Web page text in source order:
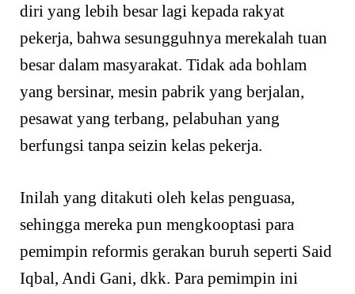
diri yang lebih besar lagi kepada rakyat
pekerja, bahwa sesungguhnya merekalah tuan
besar dalam masyarakat. Tidak ada bohlam
yang bersinar, mesin pabrik yang berjalan,
pesawat yang terbang, pelabuhan yang
berfungsi tanpa seizin kelas pekerja.
Inilah yang ditakuti oleh kelas penguasa,
sehingga mereka pun mengkooptasi para
pemimpin reformis gerakan buruh seperti Said
Iqbal, Andi Gani, dkk. Para pemimpin ini